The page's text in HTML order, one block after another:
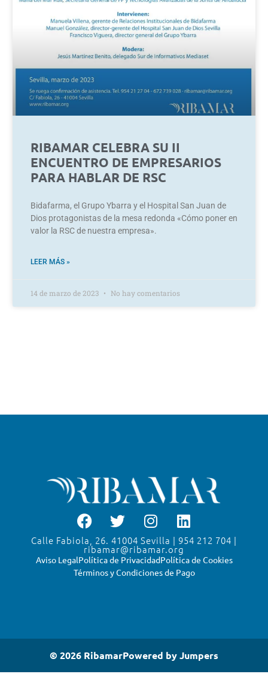
RIBAMAR CELEBRA SU II
ENCUENTRO DE EMPRESARIOS
PARA HABLAR DE RSC
Bidafarma, el Grupo Ybarra y el Hospital San Juan de
Dios protagonistas de la mesa redonda «Cómo poner en
valor la RSC de nuestra empresa».
LEER MÁS »
14 de marzo de 2023 No hay comentarios
Calle Fabiola, 26. 41004 Sevilla | 954 212 704 |
ribamar@ribamar.org
Aviso LegalPolítica de PrivacidadPolítica de Cookies
Términos y Condiciones de Pago
© 2026 RibamarPowered byJumpers